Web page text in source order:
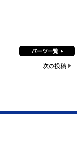
パーツ一覧
次の投稿